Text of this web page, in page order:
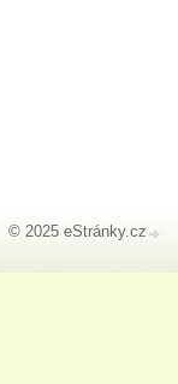
© 2025 eStránky.cz